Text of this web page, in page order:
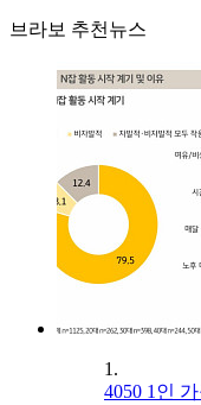
브라보 추천뉴스
1.
4050 1인